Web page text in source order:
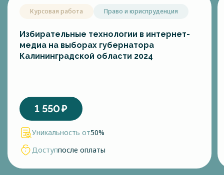
Курсовая работа Право и юриспруденция
Избирательные технологии в интернет-
медиа на выборах губернатора
Калининградской области 2024
1 550₽
Уникальность от50%
Доступпосле оплаты